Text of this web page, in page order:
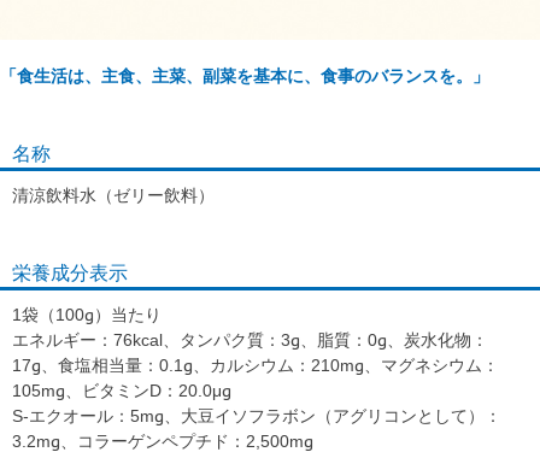
「食生活は、主食、主菜、副菜を基本に、食事のバランスを。」
名称
清涼飲料水（ゼリー飲料）
栄養成分表示
1袋（100g）当たり
エネルギー：76kcal、タンパク質：3g、脂質：0g、炭水化物：
17g、食塩相当量：0.1g、カルシウム：210mg、マグネシウム：
105mg、ビタミンD：20.0μg
S-エクオール：5mg、大豆イソフラボン（アグリコンとして）：
3.2mg、コラーゲンペプチド：2,500mg